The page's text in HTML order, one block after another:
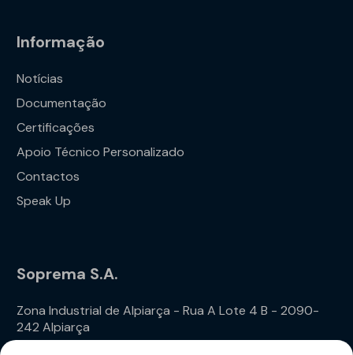
Informação
Notícias
Documentação
Certificações
Apoio Técnico Personalizado
Contactos
Speak Up
Soprema S.A.
Zona Industrial de Alpiarça - Rua A Lote 4 B - 2090-
242 Alpiarça